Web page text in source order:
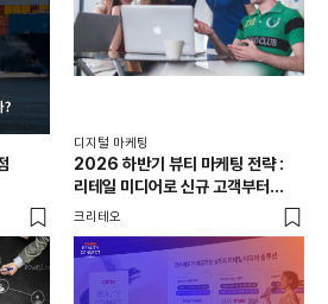
디지털 마케팅
2026 하반기 뷰티 마케팅 전략 :
리테일 미디어로 신규 고객부터
재구매까지
크리테오